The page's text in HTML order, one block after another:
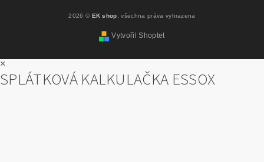
2026 © EK shop , všechna práva vyhrazena
Vytvořil Shoptet
×
SPLÁTKOVÁ KALKULAČKA ESSOX